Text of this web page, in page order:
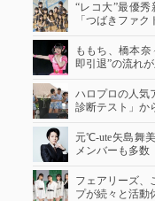
“レコ大”最優
「つばきファ
ももち、橋本
即引退”の流れ
ハロプロの人気
診断テスト」か
元℃-ute矢島舞
メンバーも多
フェアリーズ
プが続々と活動